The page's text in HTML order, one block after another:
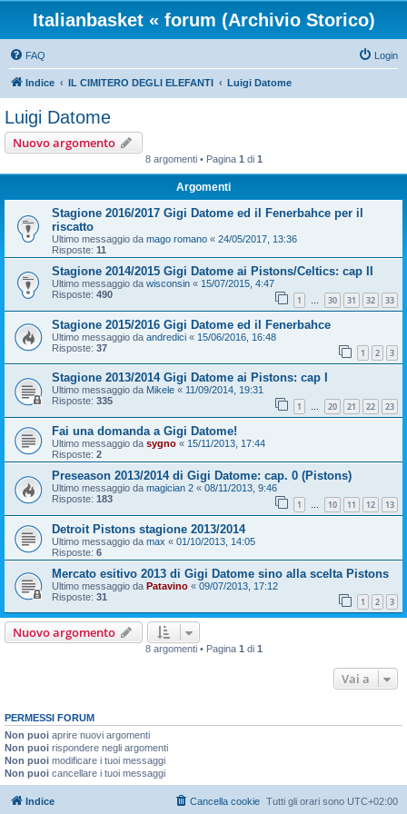
Italianbasket « forum (Archivio Storico)
FAQ Login
Indice IL CIMITERO DEGLI ELEFANTI Luigi Datome
Luigi Datome
Nuovo argomento
8 argomenti • Pagina 1 di 1
Argomenti
Stagione 2016/2017 Gigi Datome ed il Fenerbahce per il
riscatto
Ultimo messaggio da mago romano « 24/05/2017, 13:36
Risposte: 11
Stagione 2014/2015 Gigi Datome ai Pistons/Celtics: cap II
Ultimo messaggio da wisconsin « 15/07/2015, 4:47
Risposte: 490 1 … 30 31 32 33
Stagione 2015/2016 Gigi Datome ed il Fenerbahce
Ultimo messaggio da andredici « 15/06/2016, 16:48
Risposte: 37 1 2 3
Stagione 2013/2014 Gigi Datome ai Pistons: cap I
Ultimo messaggio da Mikele « 11/09/2014, 19:31
Risposte: 335 1 … 20 21 22 23
Fai una domanda a Gigi Datome!
Ultimo messaggio da sygno « 15/11/2013, 17:44
Risposte: 2
Preseason 2013/2014 di Gigi Datome: cap. 0 (Pistons)
Ultimo messaggio da magician 2 « 08/11/2013, 9:46
Risposte: 183 1 … 10 11 12 13
Detroit Pistons stagione 2013/2014
Ultimo messaggio da max « 01/10/2013, 14:05
Risposte: 6
Mercato esitivo 2013 di Gigi Datome sino alla scelta Pistons
Ultimo messaggio da Patavino « 09/07/2013, 17:12
Risposte: 31 1 2 3
Nuovo argomento
8 argomenti • Pagina 1 di 1
Vai a
PERMESSI FORUM
Non puoi aprire nuovi argomenti
Non puoi rispondere negli argomenti
Non puoi modificare i tuoi messaggi
Non puoi cancellare i tuoi messaggi
Indice Tutti gli orari sono UTC+02:00
Cancella cookie